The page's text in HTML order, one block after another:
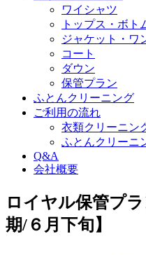
ワイシャツ
トップス・ボト
ジャケット・ワ
コート
ダウン
保管プラン
ふとんクリーニング
ご利用の流れ
衣類クリーニン
ふとんクリーニ
Q&A
会社概要
ロイヤル保管プ
期/６月下旬】